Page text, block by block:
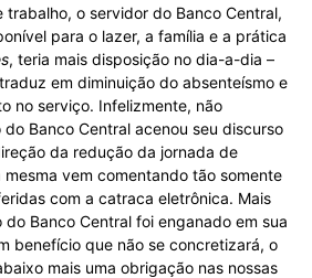
trabalho, o servidor do Banco Central,
para o lazer, a família e a prática
, teria mais disposição no dia-a-dia –
em diminuição do absenteísmo e
no serviço. Infelizmente, não
Banco Central acenou seu discurso
da redução da jornada de
vem comentando tão somente
com a catraca eletrônica. Mais
Banco Central foi enganado em sua
benefício que não se concretizará, o
mais uma obrigação nas nossas